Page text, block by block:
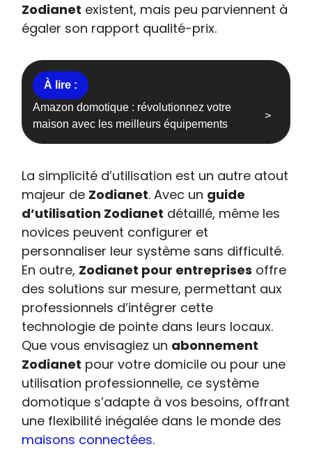
Zodianet existent, mais peu parviennent à
égaler son rapport qualité-prix.
Amazon domotique : révolutionnez votre
maison avec les meilleurs équipements
La simplicité d’utilisation est un autre atout
majeur de Zodianet. Avec un guide
d’utilisation Zodianet détaillé, même les
novices peuvent configurer et
personnaliser leur système sans difficulté.
En outre, Zodianet pour entreprises offre
des solutions sur mesure, permettant aux
professionnels d’intégrer cette
technologie de pointe dans leurs locaux.
Que vous envisagiez un abonnement
Zodianet pour votre domicile ou pour une
utilisation professionnelle, ce système
domotique s’adapte à vos besoins, offrant
une flexibilité inégalée dans le monde des
maisons connectées.